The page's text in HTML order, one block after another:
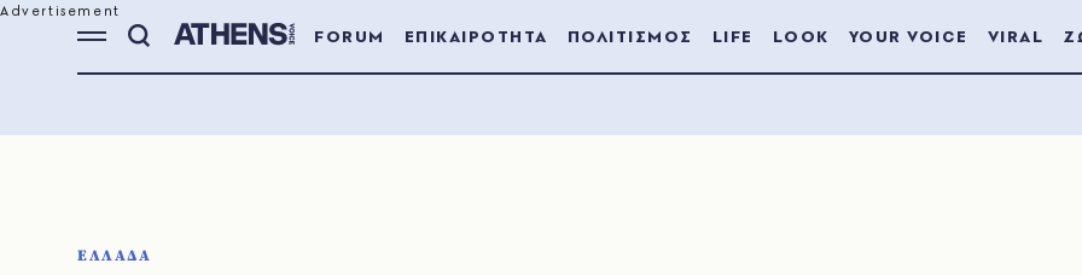
FORUM ΕΠΙΚΑΙΡΟΤΗΤΑ ΠΟΛΙΤΙΣΜΟΣ LIFE LOOK YOUR VOICE VIRAL
ΕΛΛΑΔΑ